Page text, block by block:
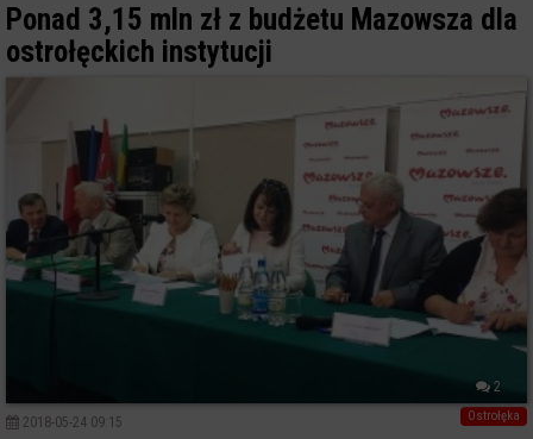
Ponad 3,15 mln zł z budżetu Mazowsza dla
ostrołęckich instytucji
2
Ostrołęka
2018-05-24 09:15